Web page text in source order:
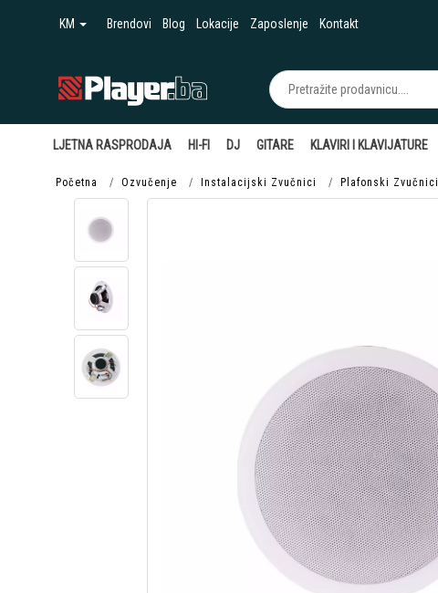
KM Brendovi Blog Lokacije Zaposlenje Kontakt
LJETNA RASPRODAJA HI-FI DJ GITARE KLAVIRI I KLAVIJATURE
Početna Ozvučenje Instalacijski Zvučnici Plafonski Zvučnici